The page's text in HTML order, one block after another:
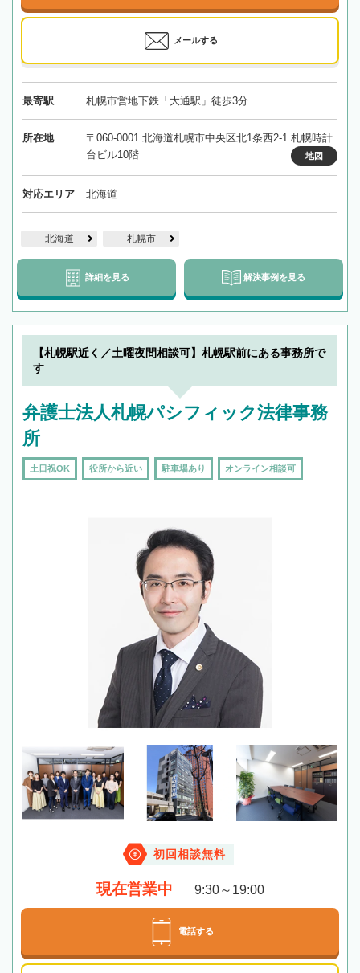
メールする
最寄駅 札幌市営地下鉄「大通駅」徒歩3分
所在地
〒060-0001 北海道札幌市中央区北1条西2-1 札幌時計
台ビル10階
地図
対応エリア 北海道
北海道 札幌市
詳細を見る 解決事例を見る
【札幌駅近く／土曜夜間相談可】札幌駅前にある事務所で
す
弁護士法人札幌パシフィック法律事務
所
土日祝OK 役所から近い 駐車場あり オンライン相談可
初回相談無料
現在営業中 9:30～19:00
電話する